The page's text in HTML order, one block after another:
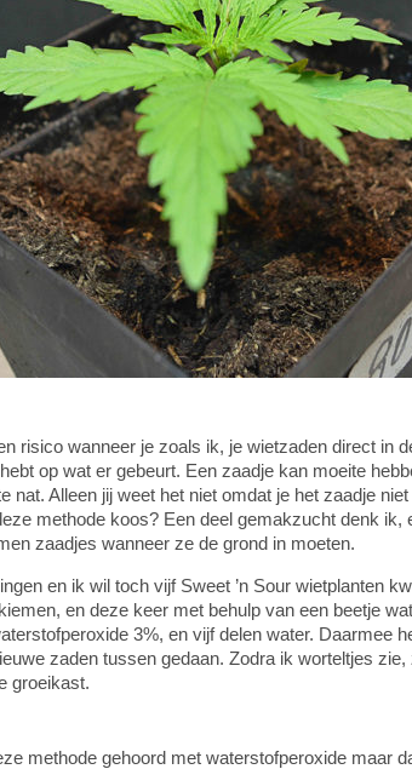
risico wanneer je zoals ik, je wietzaden direct in
op wat er gebeurt. Een zaadje kan moeite
nat. Alleen jij weet het niet omdat je het zaadje
methode koos? Een deel gemakzucht denk ik,
zaadjes wanneer ze de grond in moeten.
en ik wil toch vijf Sweet ’n Sour wietplanten
en deze keer met behulp van een beetje
3%, en vijf delen water. Daarmee
zaden tussen gedaan. Zodra ik worteltjes
groeikast.
methode gehoord met waterstofperoxide maar